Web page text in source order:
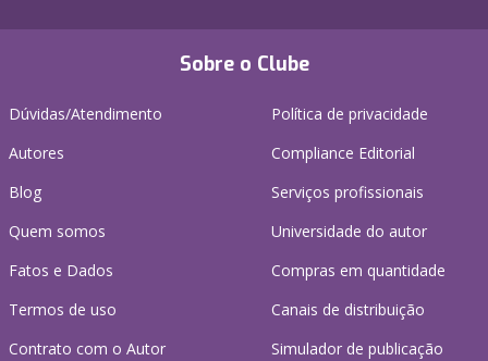
Sobre o Clube
Dúvidas/Atendimento
Autores
Blog
Quem somos
Fatos e Dados
Termos de uso
Contrato com o Autor
Política de privacidade
Compliance Editorial
Serviços profissionais
Universidade do autor
Compras em quantidade
Canais de distribuição
Simulador de publicação